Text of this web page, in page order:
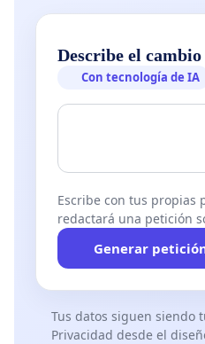
Describe el
Con tecnología de IA
Escribe con tus propias
redactará una petición
Generar
Tus datos siguen siendo
Privacidad desde el